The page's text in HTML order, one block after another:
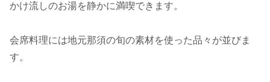
かけ流しのお湯を静かに満喫できます。
会席料理には地元那須の旬の素材を使った品々が並びま
す。